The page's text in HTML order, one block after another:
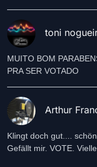
toni
MUITO BOM
Arthur
Klingt doch gut....
Gefällt mir. VOTE.